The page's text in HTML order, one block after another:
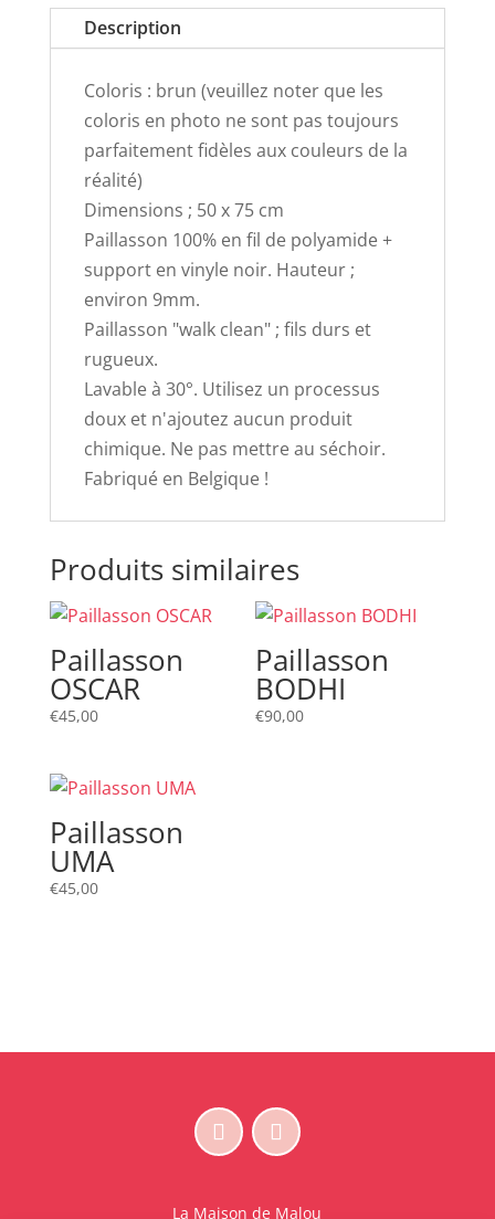
Description
Coloris : brun (veuillez noter que les
coloris en photo ne sont pas toujours
parfaitement fidèles aux couleurs de la
réalité)
Dimensions ; 50 x 75 cm
Paillasson 100% en fil de polyamide +
support en vinyle noir. Hauteur ;
environ 9mm.
Paillasson "walk clean" ; fils durs et
rugueux.
Lavable à 30°. Utilisez un processus
doux et n'ajoutez aucun produit
chimique. Ne pas mettre au séchoir.
Fabriqué en Belgique !
Produits similaires
Paillasson
OSCAR
€45,00
Paillasson
BODHI
€90,00
Paillasson
UMA
€45,00
La Maison de Malou